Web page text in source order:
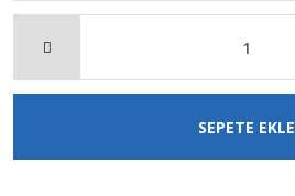
SEPETE EKLE